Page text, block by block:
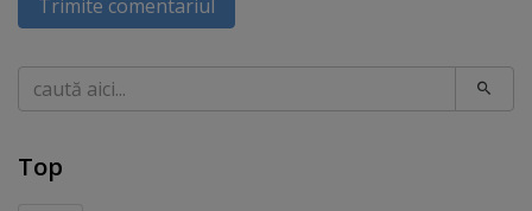
Trimite comentariul
Caută
Top